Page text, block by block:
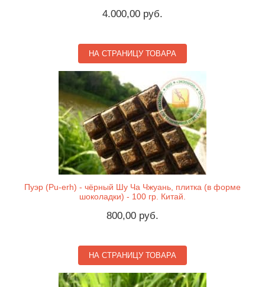
4.000,00 руб.
НА СТРАНИЦУ ТОВАРА
Пуэр (Pu-erh) - чёрный Шу Ча Чжуань, плитка (в форме
шоколадки) - 100 гр. Китай.
800,00 руб.
НА СТРАНИЦУ ТОВАРА